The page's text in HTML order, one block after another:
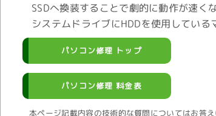
SSDへ換装することで劇的に動作が速く
システムドライブにHDDを使用している
パソコン修理 トップ
パソコン修理 料金表
本ページ記載内容の技術的な質問についてはお答え